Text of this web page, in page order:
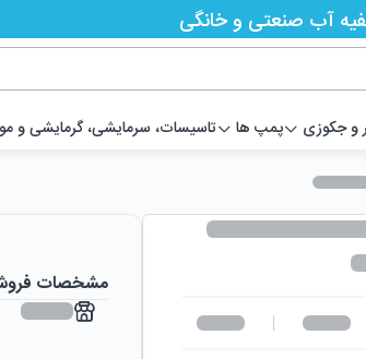
و جکوزی پمپ ها تاسیسات، سرمایشی، گرمایشی و
آب صنعتی و خانگی
مشخصات